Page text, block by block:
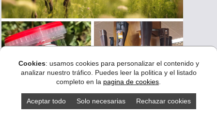
Cookies: usamos cookies para personalizar el contenido y
analizar nuestro tráfico. Puedes leer la politica y el listado
completo en la pagina de cookies
Aceptar todo Solo necesarias Rechazar cookies